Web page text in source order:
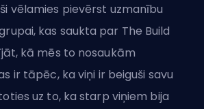
vēlamies pievērst uzmanību
kas saukta par The Build
kā mēs to nosaukām
ir tāpēc, ka viņi ir beiguši savu
uz to, ka starp viņiem bija